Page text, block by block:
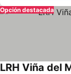
Opción destacada
LRH Viña del